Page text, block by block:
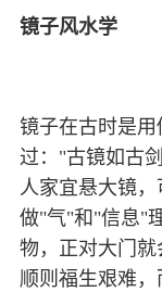
镜子风水学
镜子在古时是
过："古镜如古
人家宜悬大镜
做"气"和"信息"
物，正对大门
顺则福生艰难